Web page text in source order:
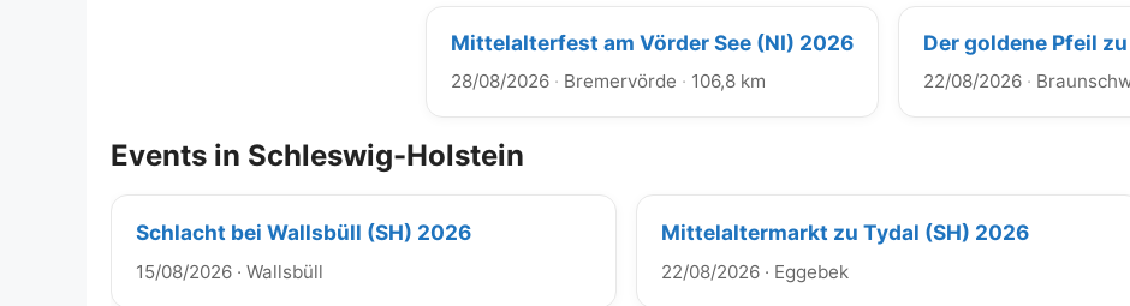
Mittelalterfest am Vörder See (NI) 2026
28/08/2026 · Bremervörde · 106,8 km
Der goldene Pfeil
22/08/2026 ·
Events in Schleswig-Holstein
Schlacht bei Wallsbüll (SH) 2026
15/08/2026 · Wallsbüll
Mittelaltermarkt zu Tydal (SH) 2026
22/08/2026 · Eggebek